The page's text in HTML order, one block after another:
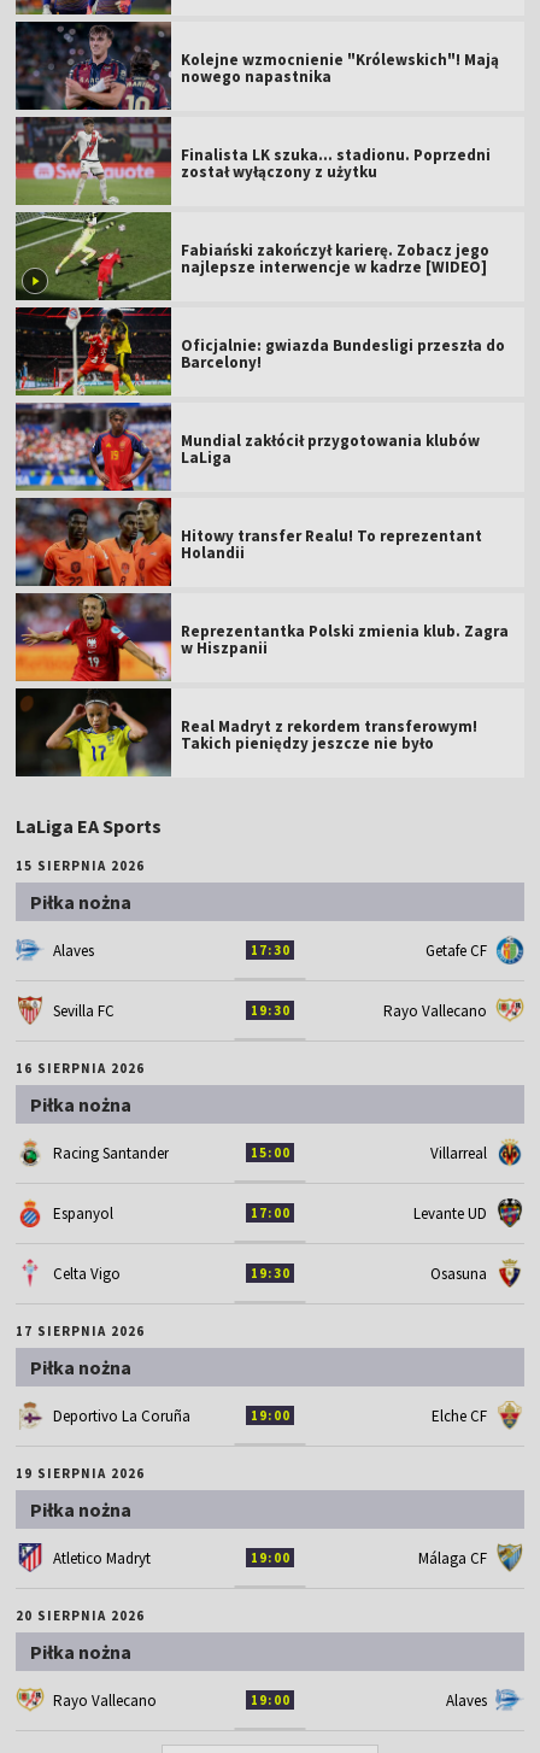
Kolejne wzmocnienie "Królewskich"! Mają
nowego napastnika
Finalista LK szuka... stadionu. Poprzedni
został wyłączony z użytku
Fabiański zakończył karierę. Zobacz jego
najlepsze interwencje w kadrze [WIDEO]
Oficjalnie: gwiazda Bundesligi przeszła do
Barcelony!
Mundial zakłócił przygotowania klubów
LaLiga
Hitowy transfer Realu! To reprezentant
Holandii
Reprezentantka Polski zmienia klub. Zagra
w Hiszpanii
Real Madryt z rekordem transferowym!
Takich pieniędzy jeszcze nie było
LaLiga EA Sports
15 SIERPNIA 2026
Piłka nożna
Alaves 17:30 Getafe CF
Sevilla FC 19:30 Rayo Vallecano
16 SIERPNIA 2026
Piłka nożna
Racing Santander 15:00 Villarreal
Espanyol 17:00 Levante UD
Celta Vigo 19:30 Osasuna
17 SIERPNIA 2026
Piłka nożna
Deportivo La Coruña 19:00 Elche CF
19 SIERPNIA 2026
Piłka nożna
Atletico Madryt 19:00 Málaga CF
20 SIERPNIA 2026
Piłka nożna
Rayo Vallecano 19:00 Alaves